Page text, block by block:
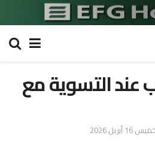
عند التسوية مع
16 أبريل 2026